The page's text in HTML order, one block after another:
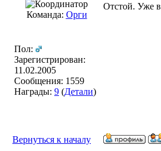
Команда: Орги
Пол:
Зарегистрирован:
11.02.2005
Сообщения: 1559
Награды: 9 (Детали)
Отстой. Уже
Вернуться к началу